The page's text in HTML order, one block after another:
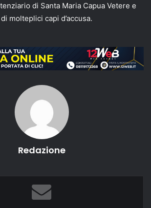
di Santa Maria Capua Vetere e
molteplici capi d’accusa.
Redazione